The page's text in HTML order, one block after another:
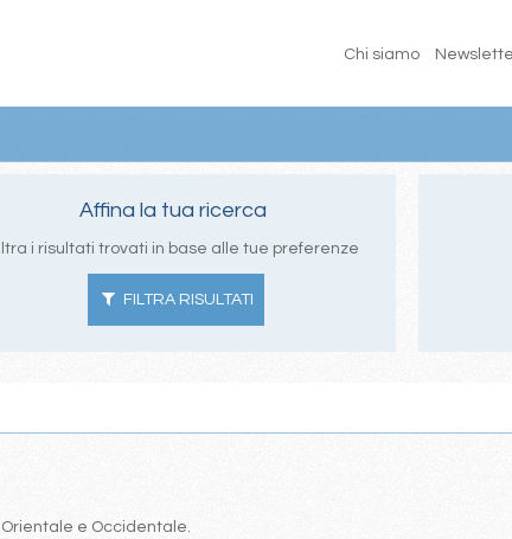
Chi siamo
Affina la tua ricerca
i risultati trovati in base alle tue preferenze
FILTRA RISULTATI
e Occidentale.